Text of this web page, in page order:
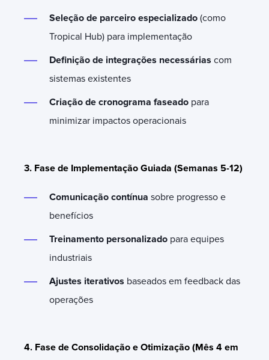
Seleção de parceiro especializado (como
Tropical Hub) para implementação
Definição de integrações necessárias com
sistemas existentes
Criação de cronograma faseado para
minimizar impactos operacionais
3. Fase de Implementação Guiada (Semanas 5-12)
Comunicação contínua sobre progresso e
benefícios
Treinamento personalizado para equipes
industriais
Ajustes iterativos baseados em feedback das
operações
4. Fase de Consolidação e Otimização (Mês 4 em